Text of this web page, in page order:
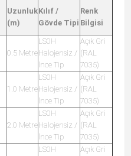
Uzunluk
(m)
Kılıf /
Gövde Tipi
Renk
Bilgisi
0.5 Metre
LS0H
Halojensiz /
İnce Tip
Açık Gri
(RAL
7035)
1.0 Metre
LS0H
Halojensiz /
İnce Tip
Açık Gri
(RAL
7035)
2.0 Metre
LS0H
Halojensiz /
İnce Tip
Açık Gri
(RAL
7035)
LS0H
Açık Gri